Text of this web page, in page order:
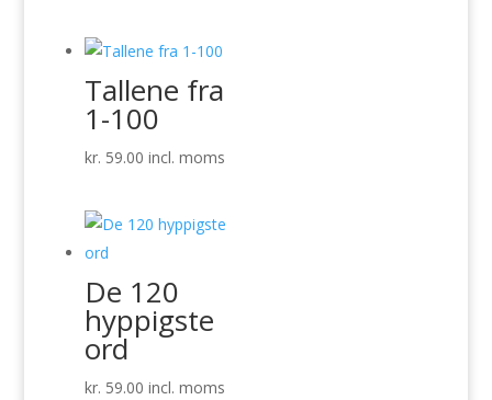
Tallene fra
1-100
kr. 59.00 incl. moms
De 120
hyppigste
ord
kr. 59.00 incl. moms